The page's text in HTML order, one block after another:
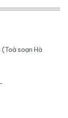
soạn Hà